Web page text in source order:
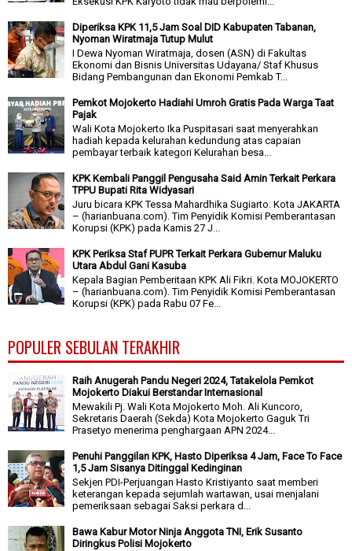
Diperiksa KPK 11,5 Jam Soal DID Kabupaten Tabanan,
Nyoman Wiratmaja Tutup Mulut
I Dewa Nyoman Wiratmaja, dosen (ASN) di Fakultas
Ekonomi dan Bisnis Universitas Udayana/ Staf Khusus
Bidang Pembangunan dan Ekonomi Pemkab T...
Pemkot Mojokerto Hadiahi Umroh Gratis Pada Warga Taat
Pajak
Wali Kota Mojokerto Ika Puspitasari saat menyerahkan
hadiah kepada kelurahan kedundung atas capaian
pembayar terbaik kategori Kelurahan besa...
KPK Kembali Panggil Pengusaha Said Amin Terkait Perkara
TPPU Bupati Rita Widyasari
Juru bicara KPK Tessa Mahardhika Sugiarto. Kota JAKARTA
– (harianbuana.com). Tim Penyidik Komisi Pemberantasan
Korupsi (KPK) pada Kamis 27 J...
KPK Periksa Staf PUPR Terkait Perkara Gubernur Maluku
Utara Abdul Gani Kasuba
Kepala Bagian Pemberitaan KPK Ali Fikri. Kota MOJOKERTO
– (harianbuana.com). Tim Penyidik Komisi Pemberantasan
Korupsi (KPK) pada Rabu 07 Fe...
POPULER SEBULAN TERAKHIR
Raih Anugerah Pandu Negeri 2024, Tatakelola Pemkot
Mojokerto Diakui Berstandar Internasional
Mewakili Pj. Wali Kota Mojokerto Moh. Ali Kuncoro,
Sekretaris Daerah (Sekda) Kota Mojokerto Gaguk Tri
Prasetyo menerima penghargaan APN 2024...
Penuhi Panggilan KPK, Hasto Diperiksa 4 Jam, Face To Face
1,5 Jam Sisanya Ditinggal Kedinginan
Sekjen PDI-Perjuangan Hasto Kristiyanto saat memberi
keterangan kepada sejumlah wartawan, usai menjalani
pemeriksaan sebagai Saksi perkara d...
Bawa Kabur Motor Ninja Anggota TNI, Erik Susanto
Diringkus Polisi Mojokerto